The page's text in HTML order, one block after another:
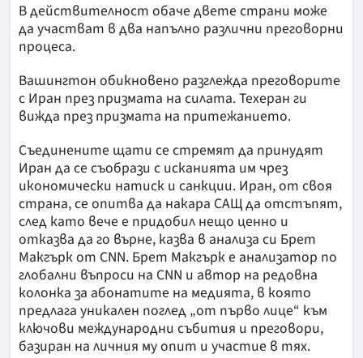
В действителност обаче двете страни може
да участват в два напълно различни преговорни
процеса.
Вашингтон обикновено разглежда преговорите
с Иран през призмата на силата. Техеран ги
вижда през призмата на притежанието.
Съединените щати се стремят да принудят
Иран да се съобрази с исканията им чрез
икономически натиск и санкции. Иран, от своя
страна, се опитва да накара САЩ да отстъпят,
след като вече е придобил нещо ценно и
отказва да го върне, казва в анализа си Брет
Макгърк от CNN. Брет Макгърк е анализатор по
глобални въпроси на CNN и автор на редовна
колонка за абонатите на медията, в която
предлага уникален поглед „от първо лице“ към
ключови международни събития и преговори,
базиран на личния му опит и участие в тях.